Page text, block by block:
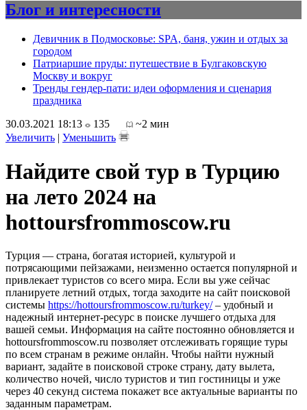
Блог и интересности
Девичник в Подмосковье: SPA, баня, ужин и отдых за
городом
Патриаршие пруды: путешествие в Булгаковскую
Москву и вокруг
Тренды гендер-пати: идеи оформления и сценария
праздника
30.03.2021 18:13
135
~2 мин
Увеличить | Уменьшить
Найдите свой тур в Турцию
на лето 2024 на
hottoursfrommoscow.ru
Турция — страна, богатая историей, культурой и
потрясающими пейзажами, неизменно остается популярной и
привлекает туристов со всего мира. Если вы уже сейчас
планируете летний отдых, тогда заходите на сайт поисковой
системы https://hottoursfrommoscow.ru/turkey/– удобный и
надежный интернет-ресурс в поиске лучшего отдыха для
вашей семьи. Информация на сайте постоянно обновляется и
hottoursfrommoscow.ru позволяет отслеживать горящие туры
по всем странам в режиме онлайн. Чтобы найти нужный
вариант, задайте в поисковой строке страну, дату вылета,
количество ночей, число туристов и тип гостиницы и уже
через 40 секунд система покажет все актуальные варианты по
заданным параметрам.